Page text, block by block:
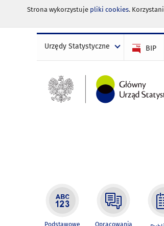
Strona wykorzystuje pliki cookies.
Urzędy Statystyczne BIP